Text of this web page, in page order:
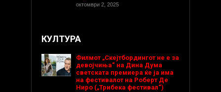
октомври 2, 2025
КУЛТУРА
Филмот „Скејтбордингот не е за
девојчиња“ на Дина Дума
светската премиера ќе ја има
на фестивалот на Роберт Де
Ниро („Трибека фестивал“)